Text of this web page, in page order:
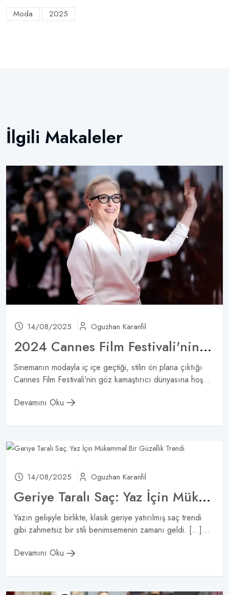
Moda 2025
İlgili Makaleler
14/08/2025 Oguzhan Karanfil
2024 Cannes Film Festivali'nin En İyileri
Sinemanın modayla iç içe geçtiği, stilin ön plana çıktığı
Cannes Film Festivali'nin göz kamaştırıcı dünyasına hoş...
Devamını Oku
14/08/2025 Oguzhan Karanfil
Geriye Taralı Saç: Yaz İçin Mükemmel Bir Güzellik Trendi
Yazın gelişiyle birlikte, klasik geriye yatırılmış saç trendi
gibi zahmetsiz bir stili benimsemenin zamanı geldi. […]...
Devamını Oku